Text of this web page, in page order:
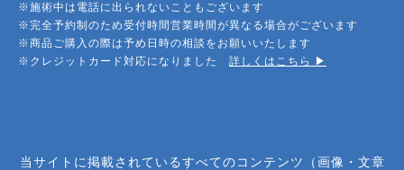
※施術中は電話に出られないこともございます
※完全予約制のため受付時間営業時間が異なる場合がございます
※商品ご購入の際は予め日時の相談をお願いいたします
※クレジットカード対応になりました 詳しくはこちら ▶︎
当サイトに掲載されているすべてのコンテンツ（画像・文章